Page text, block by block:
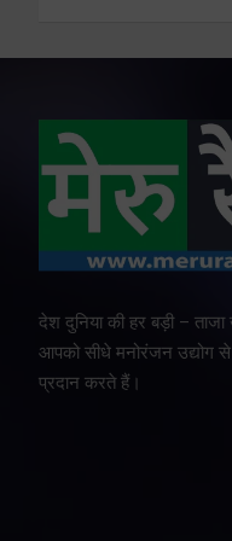
देश दुनिया की हर बड़ी –
आपको सीधे मनोरंजन उद्योग
प्रदान करते हैं।